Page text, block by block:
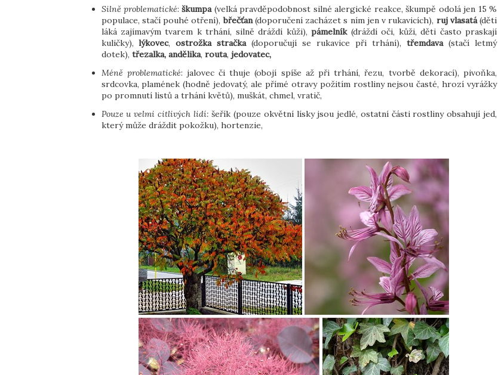
Silně problematické:škumpa(velká pravděpodobnost silné alergické reakce, škumpě odolá jen 15 %
populace, stačí pouhé otření),břečťan(doporučení zacházet s ním jen v rukavicích), ruj vlasatá(děti
láká zajímavým tvarem k trhání, silně dráždí kůži),pámelník(dráždí oči, kůži, děti často praskají
kuličky),lýkovec,ostrožka stračka(doporučují se rukavice při trhání),třemdava(stačí letmý
dotek), třezalka, andělika, routa, jedovatec,
Méně problematické: jalovec či thuje (obojí spíše až při trhání, řezu, tvorbě dekorací), pivoňka,
srdcovka, plamének (hodně jedovatý, ale přímé otravy požitím rostliny nejsou časté, hrozí vyrážky
po promnutí listů a trhání květů), muškát, chmel, vratič,
Pouze u velmi citlivých lidí: šeřík (pouze okvětní lísky jsou jedlé, ostatní části rostliny obsahují jed,
který může dráždit pokožku), hortenzie,